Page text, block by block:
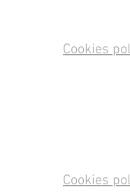
Cookies
Cookies